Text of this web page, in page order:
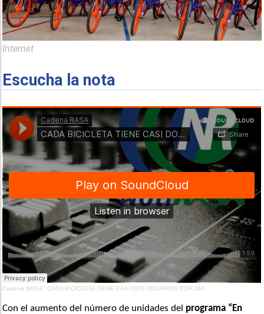
Internet
Escucha la nota
Cadena RASA · CADA BICICLETA TIENE CASI DOS USUARIOS POR DÍA
Con el aumento del número de unidades del programa “En